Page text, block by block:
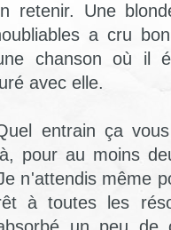
retenir. Une
a cru
chanson où il
avec elle.
entrain ça
pour au moins
n'attendis même
à toutes les